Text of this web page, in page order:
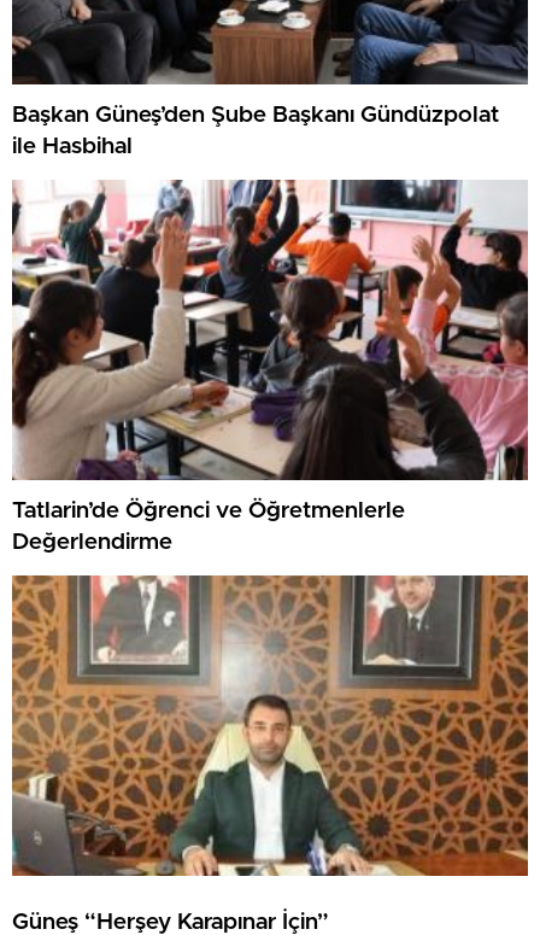
Başkan Güneş’den Şube Başkanı Gündüzpolat
ile Hasbihal
Tatlarin’de Öğrenci ve Öğretmenlerle
Değerlendirme
Güneş “Herşey Karapınar İçin”